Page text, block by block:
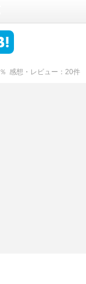
％ 感想・レビュー 20件